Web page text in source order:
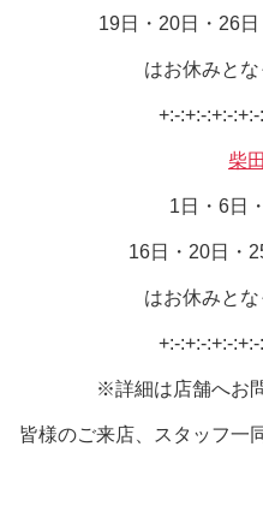
19日・20日・26
はお休みとな
+:-:+:-:+:-
柴
1日・6日
16日・20日・
はお休みとな
+:-:+:-:+:-
※詳細は店舗へお
皆様のご来店、スタッフ一